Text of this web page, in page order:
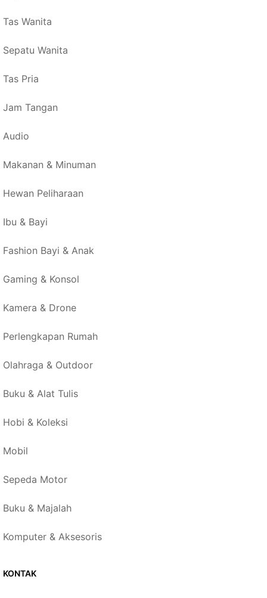
Tas Wanita
Sepatu Wanita
Tas Pria
Jam Tangan
Audio
Makanan & Minuman
Hewan Peliharaan
Ibu & Bayi
Fashion Bayi & Anak
Gaming & Konsol
Kamera & Drone
Perlengkapan Rumah
Olahraga & Outdoor
Buku & Alat Tulis
Hobi & Koleksi
Mobil
Sepeda Motor
Buku & Majalah
Komputer & Aksesoris
KONTAK